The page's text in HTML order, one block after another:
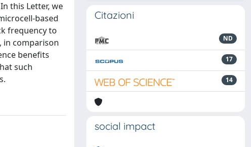
this Letter, we
based
frequency to
in comparison
benefits
such
Citazioni
ND
17
14
social impact